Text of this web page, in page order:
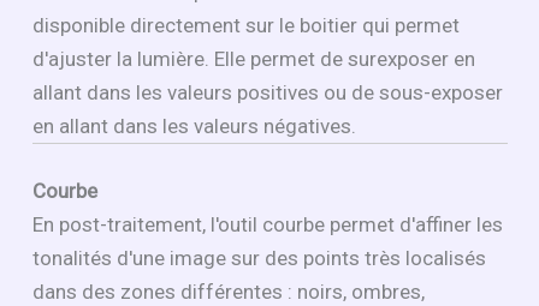
disponible directement sur le boitier qui permet
d'ajuster la lumière. Elle permet de surexposer en
allant dans les valeurs positives ou de sous-exposer
en allant dans les valeurs négatives.
Courbe
En post-traitement, l'outil courbe permet d'affiner les
tonalités d'une image sur des points très localisés
dans des zones différentes : noirs, ombres,